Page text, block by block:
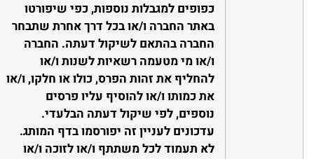
כפופים למגבלות נוספות, כפי שיפורטו
באתר החברה ו/או בכל דרך אחרת שתבחר
החברה בהתאם לשיקול דעתה. החברה
ו/או מי מטעמה רשאיות לשנות ו/או
להחליף את זהות הפרס, כולו או חלקו, ו/או
את כמותו ו/או להוסיף עליו פרסים
נוספים, לפי שיקול דעתה הבלעדי.
עדכונים לעניין זה יפורסמו בדף המותג.
לא תעמוד לכל משתתף ו/או לזוכה ו/או